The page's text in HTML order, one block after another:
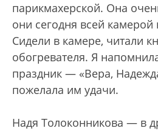
парикмахерской. Она
они сегодня всей
Сидели в камере, читали
обогревателя. Я
праздник — «Вера,
пожелала им удачи.
Надя Толоконникова — в